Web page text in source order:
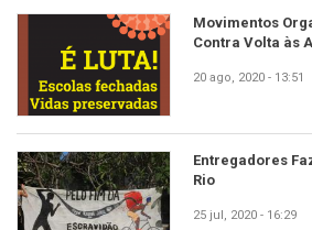
Movimentos
Contra Volta às
20 ago, 2020 - 13:51
Entregadores
Rio
25 jul, 2020 - 16:29